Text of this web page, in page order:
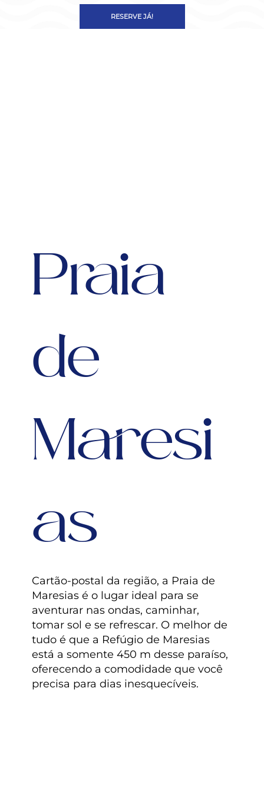
RESERVE JÁ!
Praia
de
Maresi
as
Cartão-postal da região, a Praia de
Maresias é o lugar ideal para se
aventurar nas ondas, caminhar,
tomar sol e se refrescar. O melhor de
tudo é que a Refúgio de Maresias
está a somente 450 m desse paraíso,
oferecendo a comodidade que você
precisa para dias inesquecíveis.